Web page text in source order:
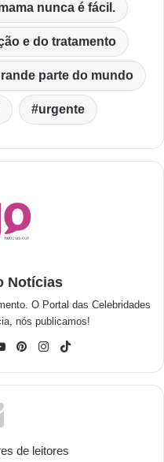
nunca é fácil.
e do tratamento
parte do mundo
urgente
Notícias
O Portal das Celebridades
nós publicamos!
de leitores